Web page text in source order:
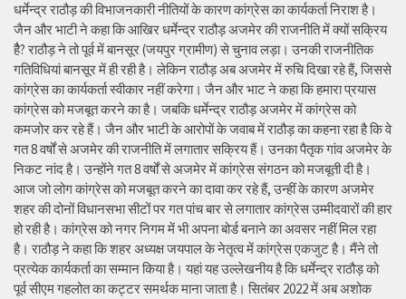
धर्मेन्द्र राठौड़ की विभाजनकारी नीतियों के कारण कांग्रेस का कार्यकर्ता निराश है।
जैन और भाटी ने कहा कि आखिर धर्मेन्द्र राठौड़ अजमेर की राजनीति में क्यों सक्रिय
हैै? राठौड़ ने तो पूर्व में बानसूर (जयपुर ग्रामीण) से चुनाव लड़ा। उनकी राजनीतिक
गतिविधियां बानसूर में ही रही है। लेकिन राठौड़ अब अजमेर में रुचि दिखा रहे हैं, जिससे
कांग्रेस का कार्यकर्ता स्वीकार नहीं करेगा। जैन और भाट ने कहा कि हमारा प्रयास
कांग्रेस को मजबूत करने का है। जबकि धर्मेन्द्र राठौड़ अजमेर में कांग्रेस को
कमजोर कर रहे हैं। जैन और भाटी के आरोपों के जवाब में राठौड़ का कहना रहा है कि वे
गत 8 वर्षों से अजमेर की राजनीति में लगातार सक्रिय हैं। उनका पैतृक गांव अजमेर के
निकट नांद है। उन्होंने गत 8 वर्षों से अजमेर में कांग्रेस संगठन को मजबूती दी है।
आज जो लोग कांग्रेस को मजबूत करने का दावा कर रहे हैं, उन्हीं के कारण अजमेर
शहर की दोनों विधानसभा सीटों पर गत पांच बार से लगातार कांग्रेस उम्मीदवारों की हार
हो रही है। कांग्रेस को नगर निगम में भी अपना बोर्ड बनाने का अवसर नहीं मिल रहा
है। राठौड़ ने कहा कि शहर अध्यक्ष जयपाल के नेतृत्व में कांग्रेस एकजुट है। मैंने तो
प्रत्येक कार्यकर्ता का सम्मान किया है। यहां यह उल्लेखनीय है कि धर्मेन्द्र राठौड़ को
पूर्व सीएम गहलोत का कट्टर समर्थक माना जाता है। सितंबर 2022 में अब अशोक